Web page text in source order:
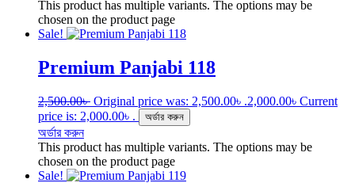
This product has multiple variants. The options may be
chosen on the product page
Sale!
Premium Panjabi 118
2,500.00৳ Original price was: 2,500.00৳ .2,000.00৳ Current
price is: 2,000.00৳ .
অর্ডার করুন
অর্ডার করুন
This product has multiple variants. The options may be
chosen on the product page
Sale!